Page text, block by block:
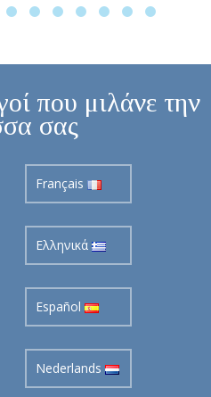
που μιλάνε την
σας
Français
Ελληνικά
Español
Nederlands